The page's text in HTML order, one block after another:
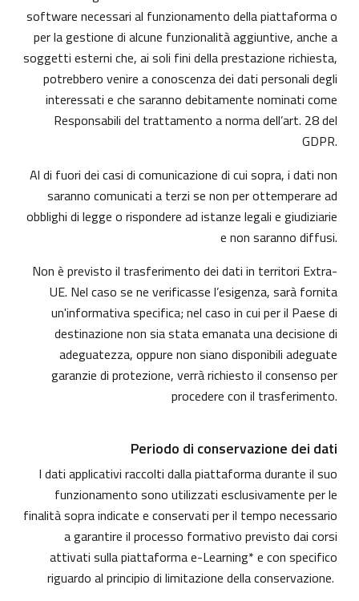
software necessari al funzionamento della piattaforma o
per la gestione di alcune funzionalità aggiuntive, anche a
soggetti esterni che, ai soli fini della prestazione richiesta,
potrebbero venire a conoscenza dei dati personali degli
interessati e che saranno debitamente nominati come
Responsabili del trattamento a norma dell’art. 28 del
GDPR.
Al di fuori dei casi di comunicazione di cui sopra, i dati non
saranno comunicati a terzi se non per ottemperare ad
obblighi di legge o rispondere ad istanze legali e giudiziarie
e non saranno diffusi.
Non è previsto il trasferimento dei dati in territori Extra-
UE. Nel caso se ne verificasse l’esigenza, sarà fornita
un'informativa specifica; nel caso in cui per il Paese di
destinazione non sia stata emanata una decisione di
adeguatezza, oppure non siano disponibili adeguate
garanzie di protezione, verrà richiesto il consenso per
procedere con il trasferimento.
Periodo di conservazione dei dati
I dati applicativi raccolti dalla piattaforma durante il suo
funzionamento sono utilizzati esclusivamente per le
finalità sopra indicate e conservati per il tempo necessario
a garantire il processo formativo previsto dai corsi
attivati sulla piattaforma e-Learning* e con specifico
riguardo al principio di limitazione della conservazione.